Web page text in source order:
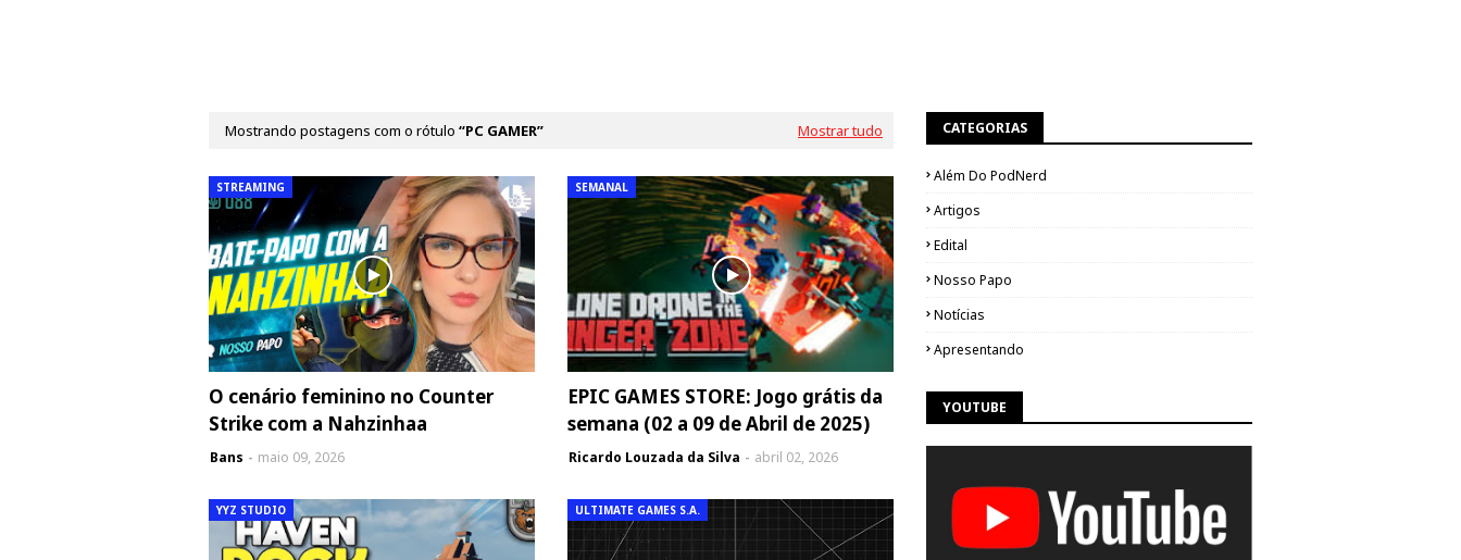
Mostrando postagens com o rótulo PC GAMER Mostrar tudo
STREAMING
O cenário feminino no Counter
Strike com a Nahzinhaa
Bans maio 09, 2026
SEMANAL
EPIC GAMES STORE: Jogo grátis da
semana (02 a 09 de Abril de 2025)
Ricardo Louzada da Silva abril 02, 2026
YYZ STUDIO ULTIMATE GAMES S.A.
CATEGORIAS
Além Do PodNerd
Artigos
Edital
Nosso Papo
Notícias
Apresentando
YOUTUBE